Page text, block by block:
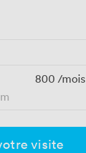
800 /mois
visite